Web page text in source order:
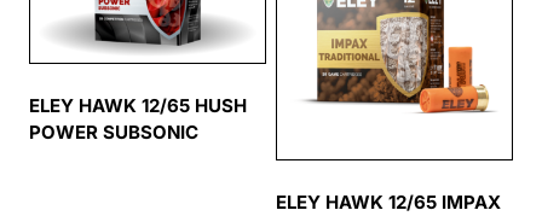
ELEY HAWK 12/65 HUSH
POWER SUBSONIC
ELEY HAWK 12/65 IMPAX